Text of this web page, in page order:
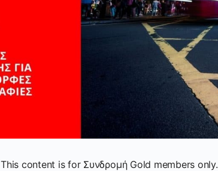
This content is for Συνδρομή Gold members only.